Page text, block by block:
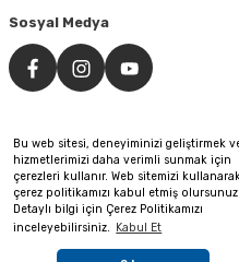
Bu web sitesi, deneyiminizi geliştirmek
hizmetlerimizi daha verimli sunmak için
çerezleri kullanır. Web sitemizi
çerez politikamızı kabul etmiş olursunuz.
Detaylı bilgi için Çerez Politikamızı
inceleyebilirsiniz. Kabul Et
Sosyal Medya
©Tüm hakları saklıdır. Kredi kartı